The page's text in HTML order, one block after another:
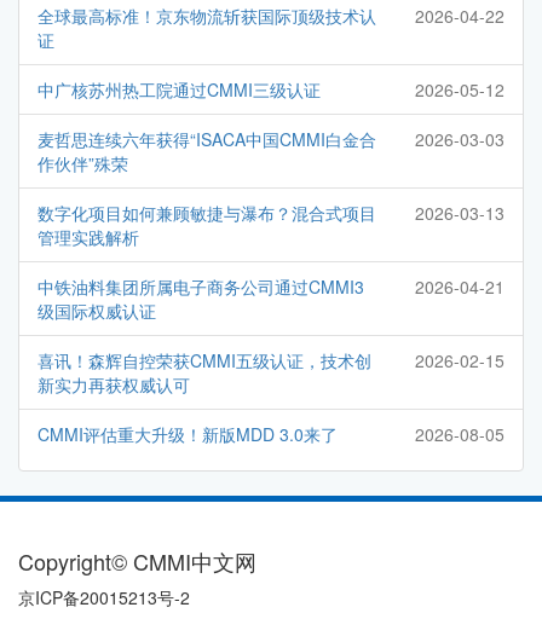
全球最高标准！京东物流斩获国际顶级技术认
证
2026-04-22
中广核苏州热工院通过CMMI三级认证 2026-05-12
麦哲思连续六年获得“ISACA中国CMMI白金合
作伙伴”殊荣
2026-03-03
数字化项目如何兼顾敏捷与瀑布？混合式项目
管理实践解析
2026-03-13
中铁油料集团所属电子商务公司通过CMMI3
级国际权威认证
2026-04-21
喜讯！森辉自控荣获CMMI五级认证，技术创
新实力再获权威认可
2026-02-15
CMMI评估重大升级！新版MDD 3.0来了 2026-08-05
Copyright© CMMI中文网
京ICP备20015213号-2